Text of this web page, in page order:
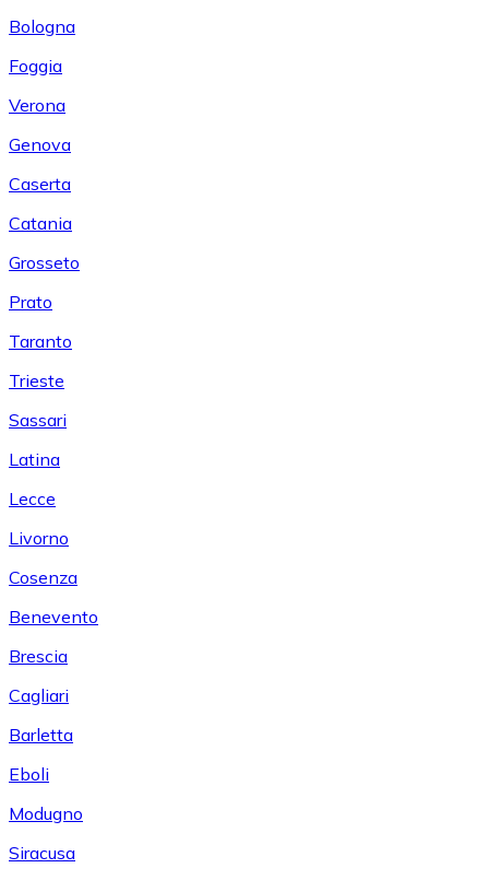
Bologna
Foggia
Verona
Genova
Caserta
Catania
Grosseto
Prato
Taranto
Trieste
Sassari
Latina
Lecce
Livorno
Cosenza
Benevento
Brescia
Cagliari
Barletta
Eboli
Modugno
Siracusa